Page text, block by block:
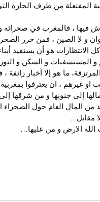
المفتعلة من طرف الجارة
فيها ، فالمغرب في صحرائه
و لا الصين ، فمن حرر
الانتظارات هو أن يستفيد
المستشفيات و السكن و
ما هو إلا أخبار
غيرهم ، ان يعترفوا
إلى جنوبها و من شرقها
العام حول الصحراء
مقابل ..
الله الارض و من عليها…